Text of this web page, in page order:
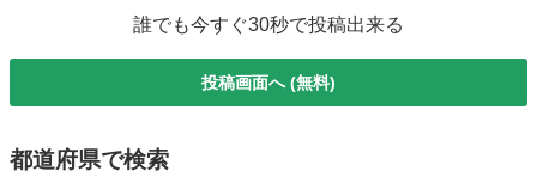
誰でも今すぐ30秒で投稿出来る
投稿画面へ (無料)
都道府県で検索